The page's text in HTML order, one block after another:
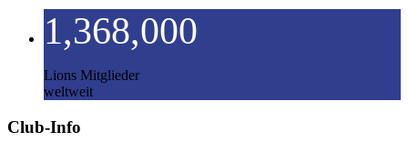
1,368,000
Lions Mitglieder
weltweit
Club-Info